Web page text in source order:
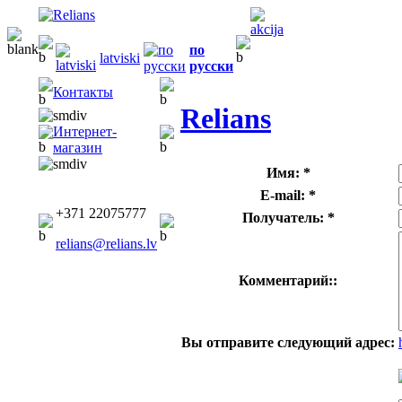
latviski
по
русски
Контакты
Интернет-
магазин
+371 22075777
relians@relians.lv
Relians
Имя: *
E-mail: *
Получатель: *
Комментарий::
Вы отправите следующий адрес: